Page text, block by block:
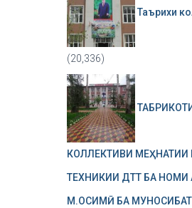
Таърихи
(20,336)
КОЛЛЕКТИВИ МЕҲНАТИИ
ТЕХНИКИИ ДТТ БА
М.ОСИМӢ БА